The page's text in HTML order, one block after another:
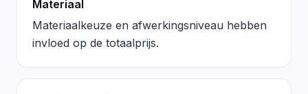
Materiaal
Materiaalkeuze en afwerkingsniveau hebben
invloed op de totaalprijs.